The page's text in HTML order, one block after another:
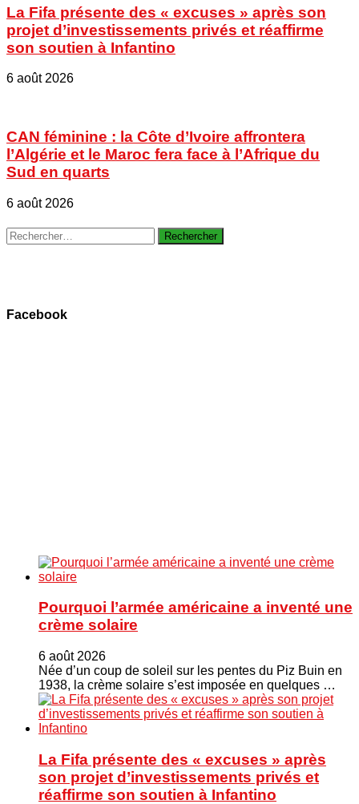
La Fifa présente des « excuses » après son
projet d’investissements privés et réaffirme
son soutien à Infantino
6 août 2026
CAN féminine : la Côte d’Ivoire affrontera
l’Algérie et le Maroc fera face à l’Afrique du
Sud en quarts
6 août 2026
Rechercher :
Facebook
Pourquoi l’armée américaine a inventé une
crème solaire
6 août 2026
Née d’un coup de soleil sur les pentes du Piz Buin en
1938, la crème solaire s’est imposée en quelques …
La Fifa présente des « excuses » après
son projet d’investissements privés et
réaffirme son soutien à Infantino